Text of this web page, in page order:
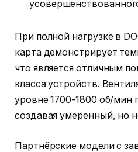
При полной нагрузке в
карта демонстрирует
что является отличным
класса устройств.
уровне 1700-1800 об/мин
создавая умеренный, но
Партнёрские модели с